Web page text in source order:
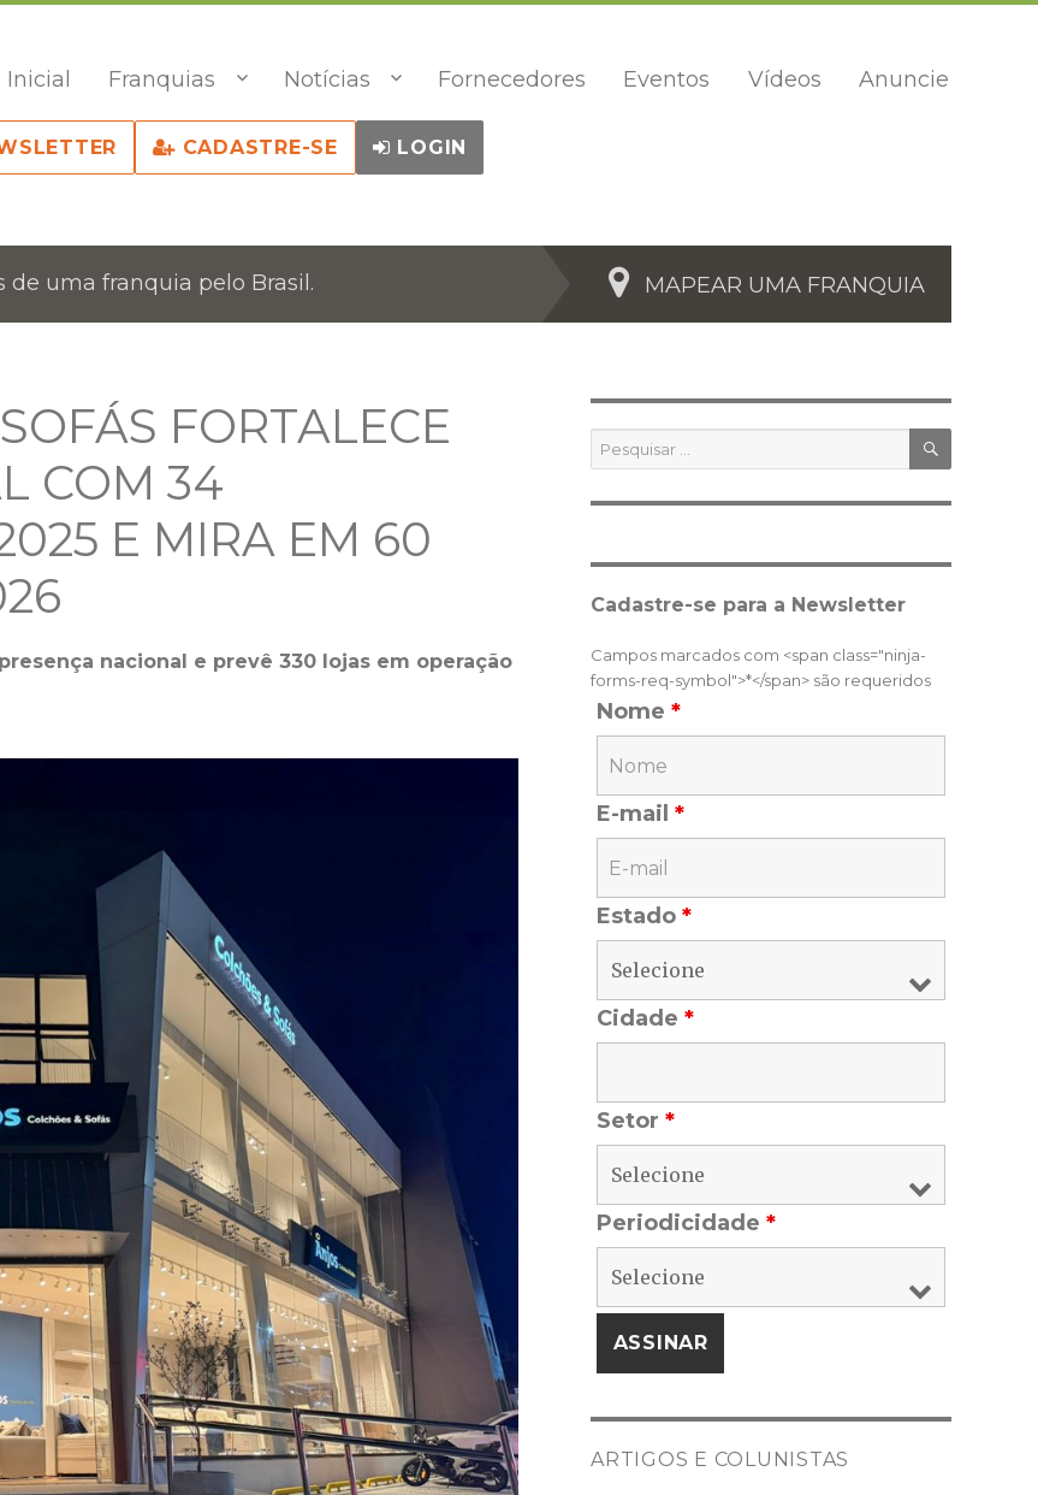
Franquias Notícias Fornecedores Eventos Vídeos Anuncie
CADASTRE-SE LOGIN
de uma franquia pelo Brasil. MAPEAR UMA FRANQUIA
FORTALECE
COM 34
E MIRA EM 60
nacional e prevê 330 lojas em operação
Pesquisar
por:
Cadastre-se para a Newsletter
Campos marcados com <span class="ninja-
forms-req-symbol">*</span> são requeridos
Nome *
E-mail *
Estado *
Cidade *
Setor *
Periodicidade *
ARTIGOS E COLUNISTAS